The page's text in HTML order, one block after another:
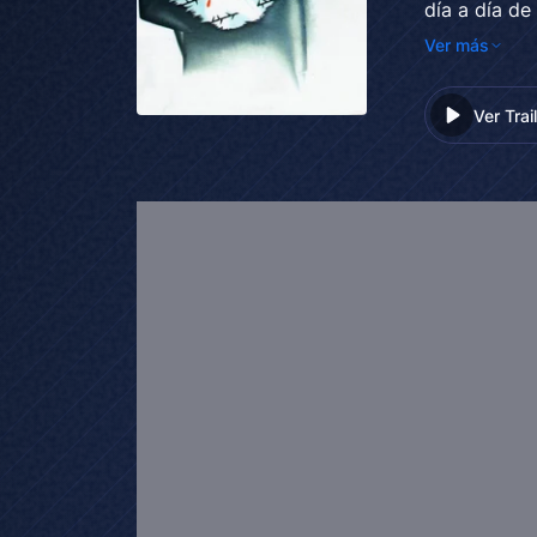
día a día de
llegan al
por sus
para poder
Ver más
Ver